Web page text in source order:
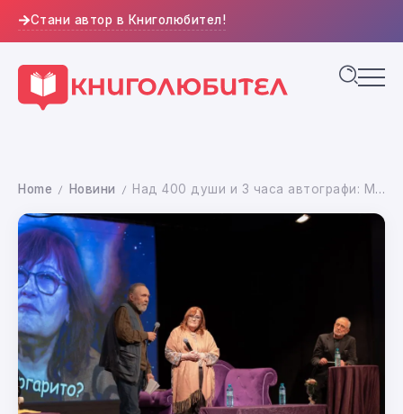
Стани автор в Книголюбител!
Home / Новини / Над 400 души и 3 часа автографи: Маргарита Петкова с триумфална премиера на новата си книга